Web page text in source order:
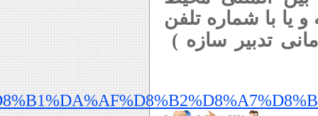
و یا با شماره تلفن
– 88705923 (شرکت مانی تدبیر سازه )